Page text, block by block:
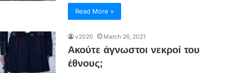
Read More »
v2020 March 26, 2021
Ακούτε άγνωστοι νεκροί του
έθνους;